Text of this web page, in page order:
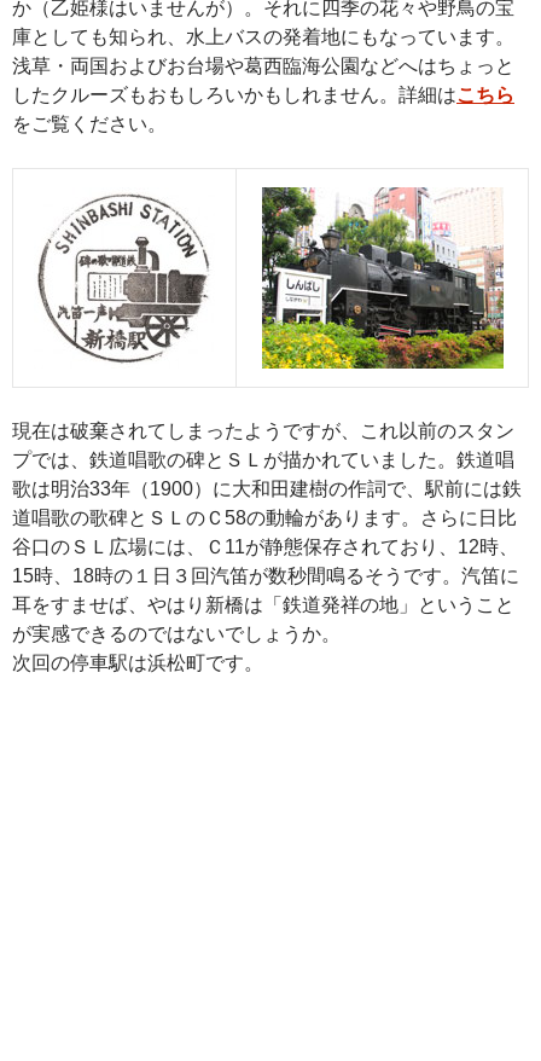
か（乙姫様はいませんが）。それに四季の花々や野鳥の宝
庫としても知られ、水上バスの発着地にもなっています。
浅草・両国およびお台場や葛西臨海公園などへはちょっと
したクルーズもおもしろいかもしれません。詳細はこちら
をご覧ください。
現在は破棄されてしまったようですが、これ以前のスタン
プでは、鉄道唱歌の碑とＳＬが描かれていました。鉄道唱
歌は明治33年（1900）に大和田建樹の作詞で、駅前には鉄
道唱歌の歌碑とＳＬのＣ58の動輪があります。さらに日比
谷口のＳＬ広場には、Ｃ11が静態保存されており、12時、
15時、18時の１日３回汽笛が数秒間鳴るそうです。汽笛に
耳をすませば、やはり新橋は「鉄道発祥の地」ということ
が実感できるのではないでしょうか。
次回の停車駅は浜松町です。